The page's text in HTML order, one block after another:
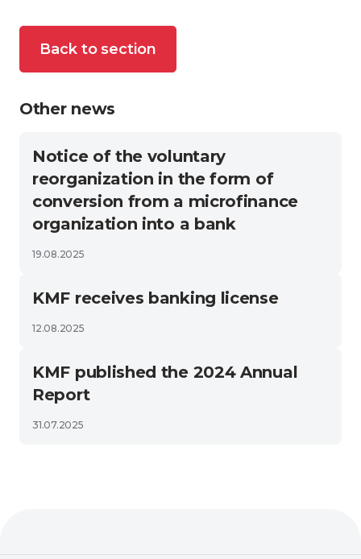
Back to section
Other news
Notice of the voluntary
reorganization in the form of
conversion from a microfinance
organization into a bank
19.08.2025
KMF receives banking license
12.08.2025
KMF published the 2024 Annual
Report
31.07.2025